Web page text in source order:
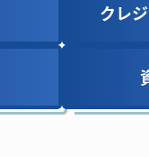
クレ
クレ